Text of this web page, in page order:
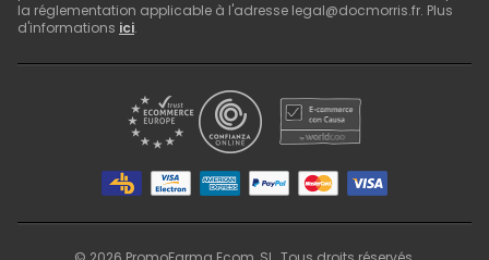
la réglementation applicable à l'adresse legal@docmorris.fr. Plus
d'informations ici.